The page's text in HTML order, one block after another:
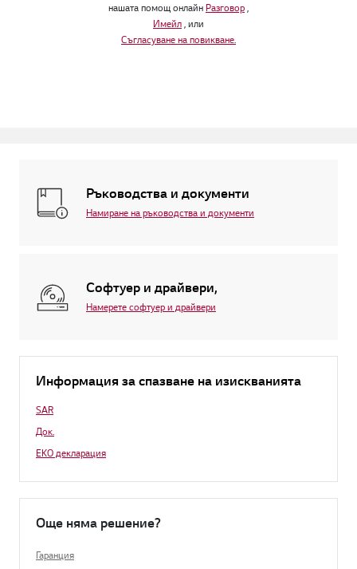
нашата помощ онлайн Разговор,
Имейл, или
Съгласуване на повикване.
Ръководства и документи
Намиране на ръководства и документи
Софтуер и драйвери,
Намерете софтуер и драйвери
Информация за спазване на изискванията
SAR
Док.
EКО декларация
Още няма решение?
Гаранция